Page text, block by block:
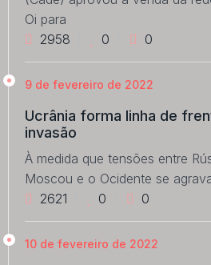
Oi para
2958
0 0
9 de fevereiro de 2022
Ucrânia forma linha de
invasão
À medida que tensões entre
Moscou e o Ocidente se
2621
0 0
10 de fevereiro de 2022